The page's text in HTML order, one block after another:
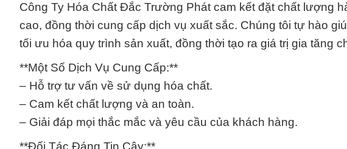
Công Ty Hóa Chất Đắc Trường Phát cam kết đặt chất lượng
cao, đồng thời cung cấp dịch vụ xuất sắc. Chúng tôi tự hào
tối ưu hóa quy trình sản xuất, đồng thời tạo ra giá trị gia tăng
**Một Số Dịch Vụ Cung Cấp:**
– Hỗ trợ tư vấn về sử dụng hóa chất.
– Cam kết chất lượng và an toàn.
– Giải đáp mọi thắc mắc và yêu cầu của khách hàng.
**Đối Tác Đáng Tin Cậy:**